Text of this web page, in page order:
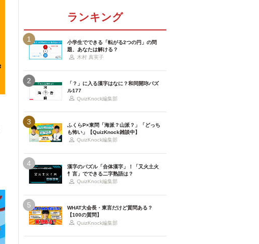
ランキング
1
小学生でできる「転がる2つの円」の問
題、あなたは解ける？
木村 真実子
2
「？」に入る漢字はなに？和同開珎パズ
ル177
QuizKnock編集部
3
ふくらP×東問「海派？山派？」「どっち
も怖い」【QuizKnock雑談中】
QuizKnock編集部
4
漢字のパズル「合体漢字」！「又火土火
忄言」でできる二字熟語は？
QuizKnock編集部
5
WHAT大会長・東言だけど質問ある？
【100の質問】
QuizKnock編集部